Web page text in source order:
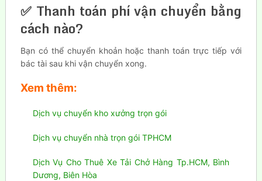
✅ Thanh toán phí vận chuyển bằng
cách nào?
Bạn có thể chuyển khoản hoặc thanh toán trực tiếp với
bác tài sau khi vận chuyển xong.
Xem thêm:
Dịch vụ chuyển kho xưởng trọn gói
Dịch vụ chuyển nhà trọn gói TPHCM
Dịch Vụ Cho Thuê Xe Tải Chở Hàng Tp.HCM, Bình
Dương, Biên Hòa